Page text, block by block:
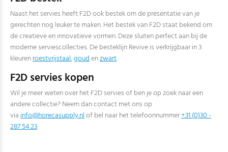
Naast het servies heeft F2D ook bestek om de presentatie van je
gerechten nog leuker te maken. Het bestek van F2D staat bekend om
de creatieve en innovatieve vormen. Deze sluiten perfect aan bij de
moderne serviescollecties. De besteklijn Revive is verkrijgbaar in 3
kleurenroestvrijstaal,goudenzwart.
F2D servies kopen
Wil je meer weten over het F2D servies of ben je op zoek naar een
andere collectie? Neem dan contact met ons op
viainfo@horecasupply.nlof bel naar het telefoonnummer+31 (0)30 -
287 54 23.